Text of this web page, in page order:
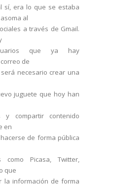
sí, era lo que se estaba
al
a través de Gmail.
que ya hay
de
necesario crear una
juguete que hoy han
y compartir contenido
en
de forma pública
Picasa, Twitter,
que
la información de forma